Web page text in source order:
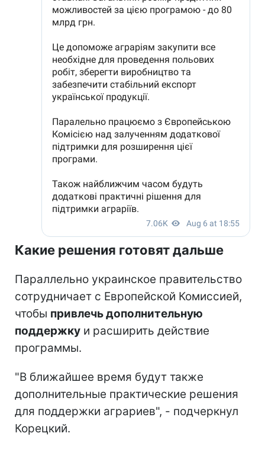
Какие решения готовят дальше
Параллельно украинское правительство
сотрудничает с Европейской Комиссией,
чтобы привлечь дополнительную
поддержку и расширить действие
программы.
"В ближайшее время будут также
дополнительные практические решения
для поддержки аграриев", - подчеркнул
Корецкий.